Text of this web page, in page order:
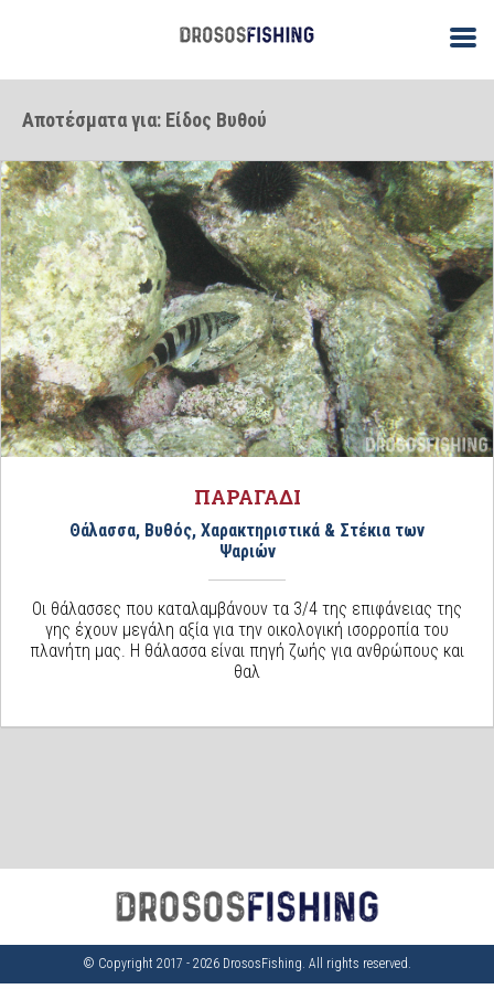
Αποτέσματα για: Είδος Βυθού
ΠΑΡΑΓΑΔΙ
Θάλασσα, Βυθός, Χαρακτηριστικά & Στέκια των
Ψαριών
Οι θάλασσες που καταλαμβάνουν τα 3/4 της επιφάνειας της
γης έχουν μεγάλη αξία για την οικολογική ισορροπία του
πλανήτη μας. Η θάλασσα είναι πηγή ζωής για ανθρώπους και
θαλ
© Copyright 2017 - 2026 DrososFishing. All rights reserved.